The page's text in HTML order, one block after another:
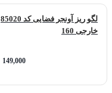
لگو ریز آونجر فضایی کد 85020
خارجی 160
149,000